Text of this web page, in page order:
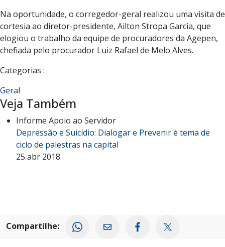
Na oportunidade, o corregedor-geral realizou uma visita de
cortesia ao diretor-presidente, Ailton Stropa Garcia, que
elogiou o trabalho da equipe de procuradores da Agepen,
chefiada pelo procurador Luiz Rafael de Melo Alves.
Categorias :
Geral
Veja Também
Informe Apoio ao Servidor
Depressão e Suicídio: Dialogar e Prevenir é tema de
ciclo de palestras na capital
25 abr 2018
Compartilhe: